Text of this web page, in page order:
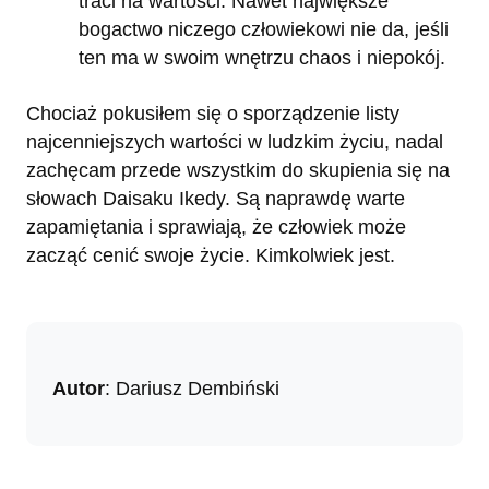
bogactwo niczego człowiekowi nie da, jeśli
ten ma w swoim wnętrzu chaos i niepokój.
Chociaż pokusiłem się o sporządzenie listy
najcenniejszych wartości w ludzkim życiu, nadal
zachęcam przede wszystkim do skupienia się na
słowach Daisaku Ikedy. Są naprawdę warte
zapamiętania i sprawiają, że człowiek może
zacząć cenić swoje życie. Kimkolwiek jest.
Autor: Dariusz Dembiński